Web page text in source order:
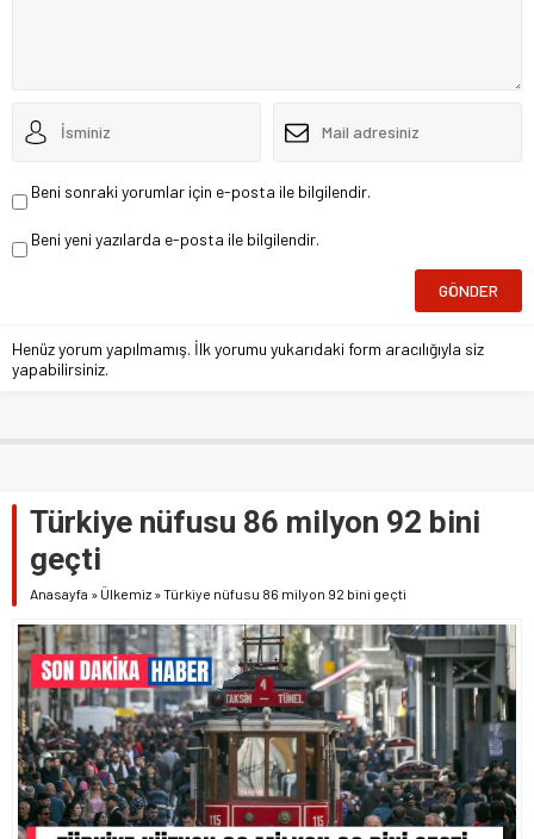
Beni sonraki yorumlar için e-posta ile bilgilendir.
Beni yeni yazılarda e-posta ile bilgilendir.
Henüz yorum yapılmamış. İlk yorumu yukarıdaki form aracılığıyla siz
yapabilirsiniz.
Türkiye nüfusu 86 milyon 92 bini
geçti
Anasayfa » Ülkemiz »Türkiye nüfusu 86 milyon 92 bini geçti